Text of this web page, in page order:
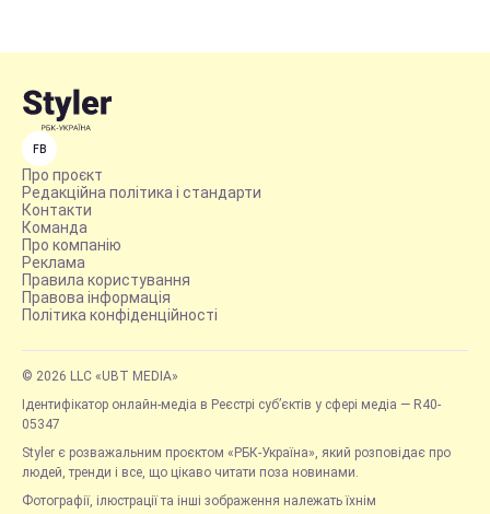
FB
Про проєкт
Редакційна політика і стандарти
Контакти
Команда
Про компанію
Реклама
Правила користування
Правова інформація
Політика конфіденційності
© 2026 LLC «UBT MEDIA»
Ідентифікатор онлайн-медіа в Реєстрі суб’єктів у сфері медіа — R40-
05347
Styler є розважальним проєктом «РБК-Україна», який розповідає про
людей, тренди і все, що цікаво читати поза новинами.
Фотографії, ілюстрації та інші зображення належать їхнім